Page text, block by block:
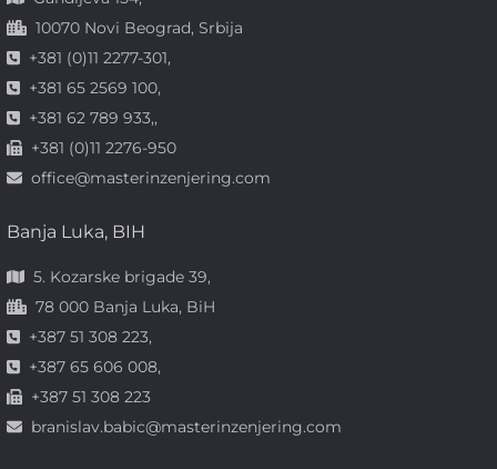
10070 Novi Beograd, Srbija
+381 (0)11 2277-301,
+381 65 2569 100,
+381 62 789 933,,
+381 (0)11 2276-950
office@masterinzenjering.com
Banja Luka, BIH
5. Kozarske brigade 39,
78 000 Banja Luka, BiH
+387 51 308 223,
+387 65 606 008,
+387 51 308 223
branislav.babic@masterinzenjering.com